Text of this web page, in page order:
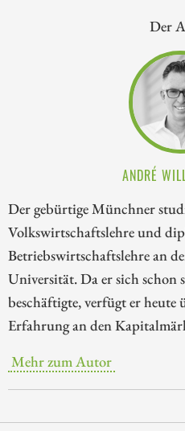
Der
ANDRÉ
Der gebürtige Münchner
Volkswirtschaftslehre und
Betriebswirtschaftslehre an
Universität. Da er sich schon
beschäftigte, verfügt er heute
Erfahrung an den
Mehr zum Autor